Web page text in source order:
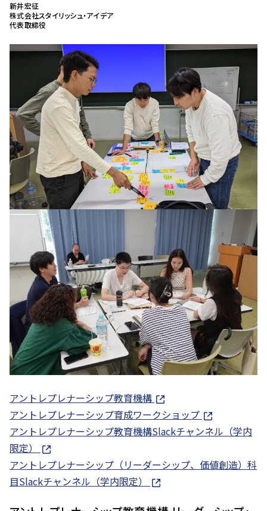
新井宏征
株式会社スタイリッシュ・アイデア
代表取締役
アントレプレナーシップ教育機構
アントレプレナーシップ育成ワークショップ
アントレプレナーシップ教育機構Slackチャンネル（学内
限定）
アントレプレナーシップ（リーダーシップ、価値創造）科
目Slackチャンネル（学内限定）